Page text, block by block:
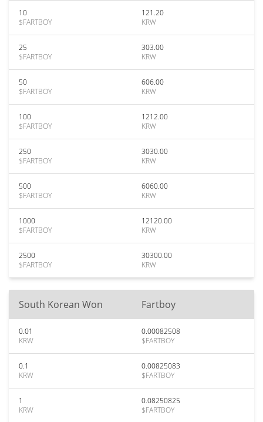
10
$FARTBOY
121.20
KRW
25
$FARTBOY
303.00
KRW
50
$FARTBOY
606.00
KRW
100
$FARTBOY
1212.00
KRW
250
$FARTBOY
3030.00
KRW
500
$FARTBOY
6060.00
KRW
1000
$FARTBOY
12120.00
KRW
2500
$FARTBOY
30300.00
KRW
South Korean Won Fartboy
0.01
KRW
0.00082508
$FARTBOY
0.1
KRW
0.00825083
$FARTBOY
1
KRW
0.08250825
$FARTBOY